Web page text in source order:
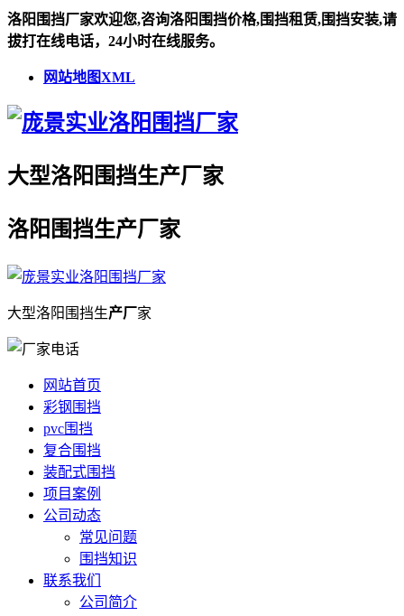
洛阳围挡厂家欢迎您,咨询洛阳围挡价格,围挡租赁,围挡安装,请
拔打在线电话，24小时在线服务。
网站地图XML
大型洛阳围挡生产厂家
洛阳围挡生产厂家
大型洛阳围挡生产厂家
网站首页
彩钢围挡
pvc围挡
复合围挡
装配式围挡
项目案例
公司动态
常见问题
围挡知识
联系我们
公司简介